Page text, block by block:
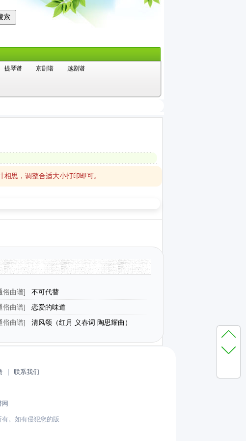
提琴谱 京剧谱
越剧谱
思，调整合适大小打印即可。
俗曲谱]
不可代替
俗曲谱]
恋爱的味道
俗曲谱] 清风颂（红月 义春词 陶思耀曲）
联系我们
网
。如有侵犯您的版